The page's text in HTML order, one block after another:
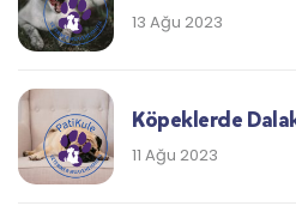
13 Ağu 2023
Köpeklerde
11 Ağu 2023